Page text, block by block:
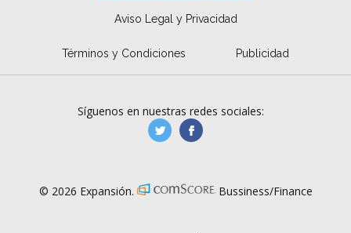
Aviso Legal y Privacidad
Términos y Condiciones Publicidad
Síguenos en nuestras redes sociales:
manufacturaGE
© 2026 Expansión. Bussiness/Finance